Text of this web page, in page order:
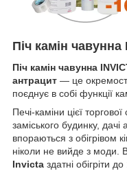
Піч камін
Піч камін чавунна
антрацит — це
поєднує в собі функції
Печі-каміни цієї
заміського будинку,
впораються з обігрівом
ніколи не вийде з моди.
Invicta здатні обігріти